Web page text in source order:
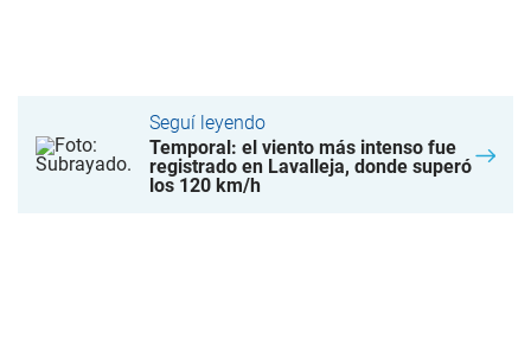
Seguí leyendo
Temporal: el viento más intenso fue
registrado en Lavalleja, donde superó
los 120 km/h